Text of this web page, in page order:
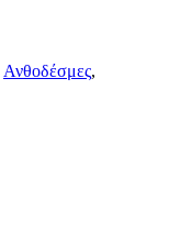
Ανθοδέσμες,